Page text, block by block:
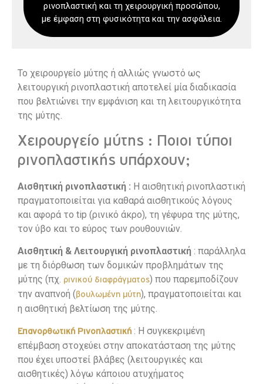
ρινοπλαστική και τη χειρουργική προσώπου,
με έμφαση στη φυσικότητα και την ασφάλεια.
Το χειρουργείο μύτης ή αλλιώς γνωστό ως
λειτουργική ρινοπλαστική αποτελεί μία διαδικασία
που βελτιώνει την εμφάνιση και τη λειτουργικότητα
της μύτης.
Χειρουργείο μύτης : Ποιοι τύποι
ρινοπλαστικής υπάρχουν;
Αισθητική ρινοπλαστική : Η αισθητική ρινοπλαστική
πραγματοποιείται για καθαρά αισθητικούς λόγους
και αφορά το tip (ρινικό άκρο), τη γέφυρα της μύτης,
τον ύβο και το εύρος των ρουθουνιών.
Αισθητική & Λειτουργική ρινοπλαστική : παράλληλα
με τη διόρθωση των δομικών προβλημάτων της
μύτης (πχ. ρινικού διαφράγματος) που παρεμποδίζουν
την αναπνοή (βουλωμένη μύτη), πραγματοποιείται και
η αισθητική βελτίωση της μύτης.
Επανορθωτική Ρινοπλαστική: Η συγκεκριμένη
επέμβαση στοχεύει στην αποκατάσταση της μύτης
που έχει υποστεί βλάβες (λειτουργικές και
αισθητικές) λόγω κάποιου ατυχήματος